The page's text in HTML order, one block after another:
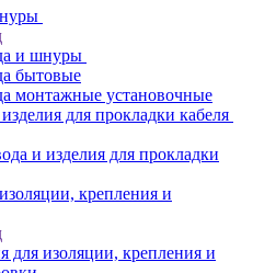
и шнуры
бытовые
монтажные установочные
для прокладки кабеля
и изделия для прокладки
крепления и
для изоляции, крепления и